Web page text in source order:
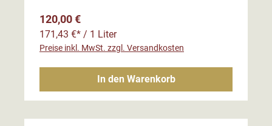
Regulärer Preis:
120,00 €
171,43 €* / 1 Liter
Preise inkl. MwSt. zzgl. Versandkosten
In den Warenkorb